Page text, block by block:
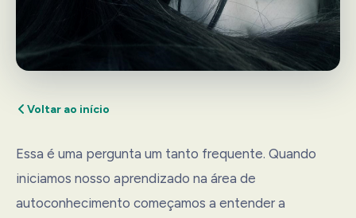
Voltar ao início
Essa é uma pergunta um tanto frequente. Quando
iniciamos nosso aprendizado na área de
autoconhecimento começamos a entender a